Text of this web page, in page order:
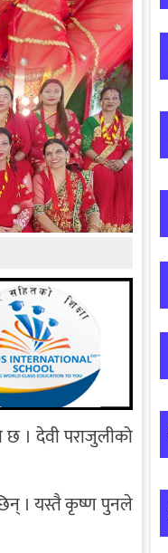
छ । देवी पराजुलीको
। यस्तै कृष्ण पुनले